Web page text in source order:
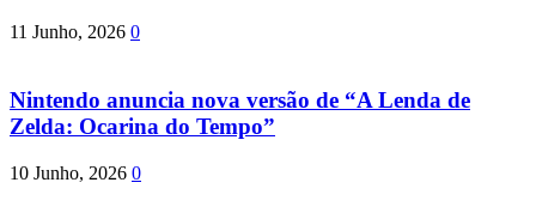
11 Junho, 2026 0
Nintendo anuncia nova versão de “A Lenda de
Zelda: Ocarina do Tempo”
10 Junho, 2026 0